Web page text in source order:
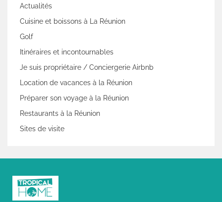
Actualités
Cuisine et boissons à La Réunion
Golf
Itinéraires et incontournables
Je suis propriétaire / Conciergerie Airbnb
Location de vacances à la Réunion
Préparer son voyage à la Réunion
Restaurants à la Réunion
Sites de visite